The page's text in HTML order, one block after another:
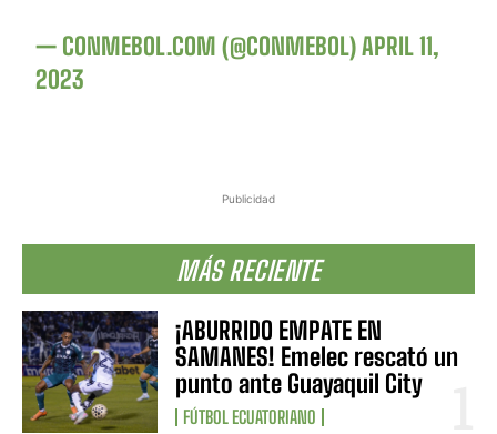
Publicidad
MÁS RECIENTE
¡ABURRIDO EMPATE EN
SAMANES! Emelec rescató un
punto ante Guayaquil City
FÚTBOL ECUATORIANO
— CONMEBOL.COM (@CONMEBOL)APRIL 11,
2023